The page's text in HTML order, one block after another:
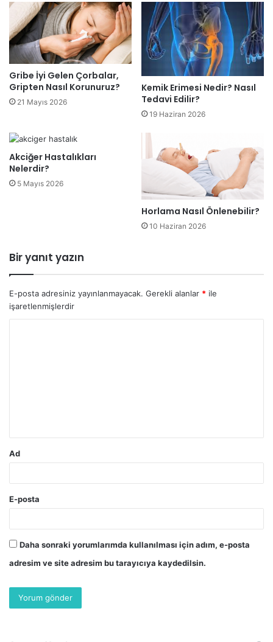
Gribe İyi Gelen Çorbalar,
Gripten Nasıl Korunuruz?
21 Mayıs 2026
Kemik Erimesi Nedir? Nasıl
Tedavi Edilir?
19 Haziran 2026
Akciğer Hastalıkları
Nelerdir?
5 Mayıs 2026
Horlama Nasıl Önlenebilir?
10 Haziran 2026
Bir yanıt yazın
E-posta adresiniz yayınlanmayacak. Gerekli alanlar * ile
işaretlenmişlerdir
Ad
E-posta
Daha sonraki yorumlarımda kullanılması için adım, e-posta
adresim ve site adresim bu tarayıcıya kaydedilsin.